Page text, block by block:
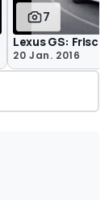
7
Lexus GS:
20 Jan. 2016